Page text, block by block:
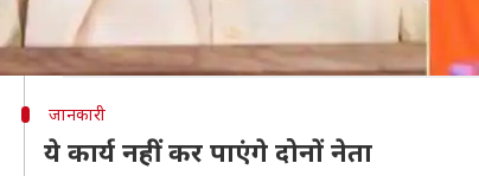
for violating Model Code of Conduct by
— ANI UP (@ANINewsUP)April 15, 2019
जानकारी
ये कार्य नहीं कर पाएंगे दोनों नेता